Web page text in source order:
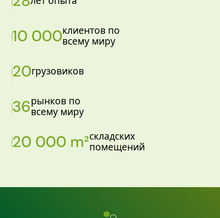
10 000клиентов по
всему миру
20грузовиков
36рынков по
всему миру
20 000 m²складских
помещений